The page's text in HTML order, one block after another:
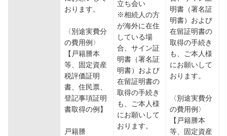
おります。
〈別途実費分
の費用例〉
【戸籍謄本
等、固定資産
税評価証明
書、住民票、
登記事項証明
書取得の例】
戸籍謄
立ち会い
※相続人の方
が海外に在住
している場
合、サイン証
明書（署名証
明書）および
在留証明書の
取得の手続き
も、ご本人様
にお願いして
おります。
明書（署名証
明書）および
在留証明書の
取得の手続き
も、ご本人様
にお願いして
おります。
〈別途実費分
の費用例〉
【戸籍謄本
等、固定資産